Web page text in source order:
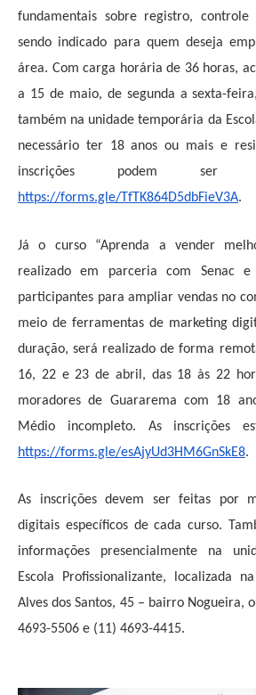
fundamentais sobre registro, controle
sendo indicado para quem deseja
área. Com carga horária de 36 horas,
a 15 de maio, de segunda a sexta-
também na unidade temporária da
necessário ter 18 anos ou mais e
inscrições podem ser
https://forms.gle/TfTK864D5dbFieV3A.
Já o curso “Aprenda a vender
realizado em parceria com Senac e
participantes para ampliar vendas no
meio de ferramentas de marketing
duração, será realizado de forma
16, 22 e 23 de abril, das 18 às 22
moradores de Guararema com 18
Médio incompleto. As inscrições
https://forms.gle/esAjyUd3HM6GnSkE8.
As inscrições devem ser feitas por
digitais específicos de cada curso.
informações presencialmente na
Escola Profissionalizante, localizada
Alves dos Santos, 45 – bairro Nogueira,
4693-5506 e (11) 4693-4415.